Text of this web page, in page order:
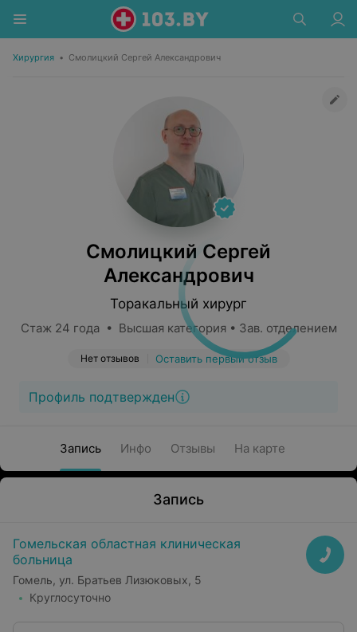
Хирургия • Смолицкий Сергей Александрович
Смолицкий Сергей
Александрович
Торакальный хирург
Стаж 24 года • Высшая категория • Зав. отделением
Нет отзывов Оставить первый отзыв
Профиль подтвержден
Запись Инфо Отзывы На карте
Запись
Гомельская областная клиническая
больница
Гомель, ул. Братьев Лизюковых, 5
Круглосуточно